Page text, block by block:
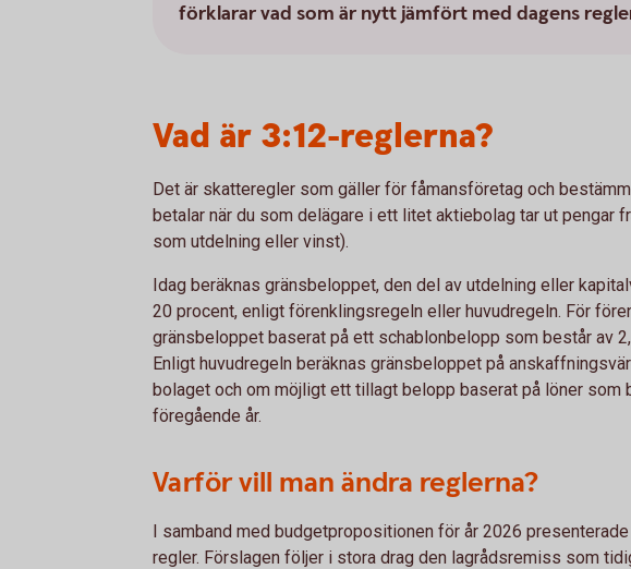
förklarar vad som är nytt jämfört med dagens
Vad är 3:12-reglerna?
Det är skatteregler som gäller för fåmansföretag och
betalar när du som delägare i ett litet aktiebolag tar ut pengar
som utdelning eller vinst).
Idag beräknas gränsbeloppet, den del av utdelning eller
20 procent, enligt förenklingsregeln eller huvudregeln. För
gränsbeloppet baserat på ett schablonbelopp som består av
Enligt huvudregeln beräknas gränsbeloppet på
bolaget och om möjligt ett tillagt belopp baserat på löner som
föregående år.
Varför vill man ändra reglerna?
I samband med budgetpropositionen för år 2026
regler. Förslagen följer i stora drag den lagrådsremiss som